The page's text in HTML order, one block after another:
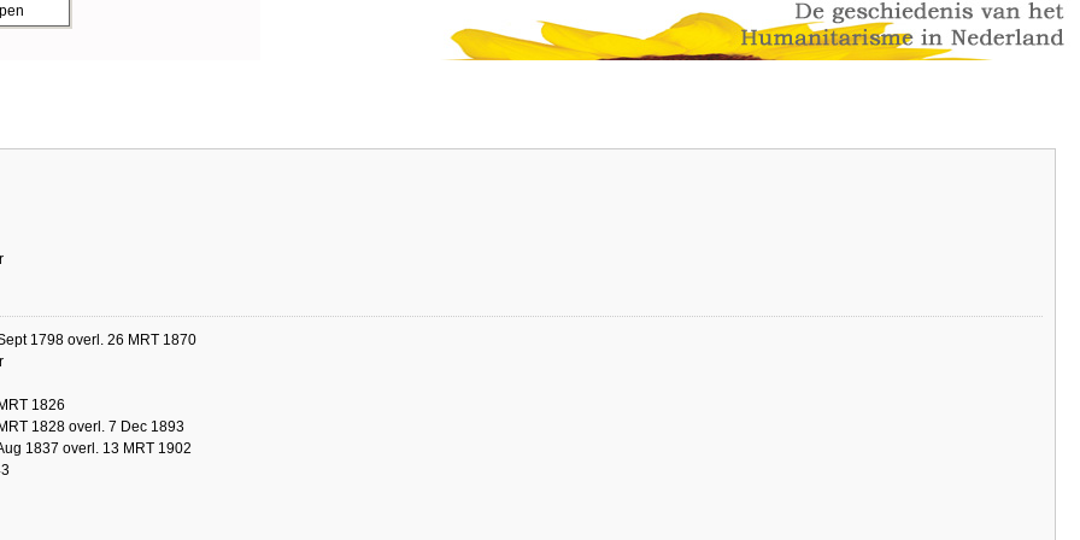
1798 overl. 26 MRT 1870
1826
1828 overl. 7 Dec 1893
1837 overl. 13 MRT 1902